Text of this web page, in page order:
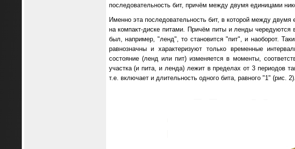
последовательность бит, причём между двумя единицами
Именно эта последовательность бит, в которой между
на компакт-диске питами. Причём питы и ленды
был, например, "ленд", то становится "пит", и наоборот.
равнозначны и характеризуют только временные
состояние (ленд или пит) изменяется в моменты,
участка (и пита, и ленда) лежит в пределах от 3 периодов
т.е. включает и длительность одного бита, равного "1" (рис. 2).